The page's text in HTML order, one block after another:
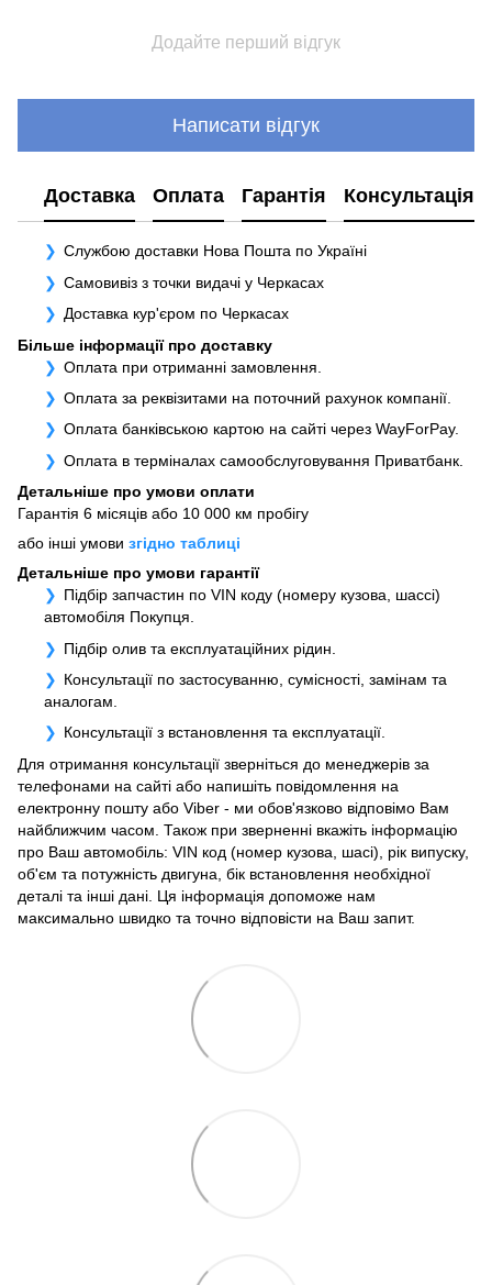
Додайте перший відгук
Написати відгук
Доставка Оплата Гарантія Консультація
Службою доставки Нова Пошта по Україні
Самовивіз з точки видачі у Черкасах
Доставка кур'єром по Черкасах
Більше інформації про доставку
Оплата при отриманні замовлення.
Оплата за реквізитами на поточний рахунок компанії.
Оплата банківською картою на сайті через WayForPay.
Оплата в терміналах самообслуговування Приватбанк.
Детальніше про умови оплати
Гарантія 6 місяців або 10 000 км пробігу
або інші умови згідно таблиці
Детальніше про умови гарантії
Підбір запчастин по VIN коду (номеру кузова, шассі)
автомобіля Покупця.
Підбір олив та експлуатаційних рідин.
Консультації по застосуванню, сумісності, замінам та
аналогам.
Консультації з встановлення та експлуатації.
Для отримання консультації зверніться до менеджерів за
телефонами на сайті або напишіть повідомлення на
електронну пошту або Viber - ми обов'язково відповімо Вам
найближчим часом. Також при зверненні вкажіть інформацію
про Ваш автомобіль: VIN код (номер кузова, шасі), рік випуску,
об'єм та потужність двигуна, бік встановлення необхідної
деталі та інші дані. Ця інформація допоможе нам
максимально швидко та точно відповісти на Ваш запит.